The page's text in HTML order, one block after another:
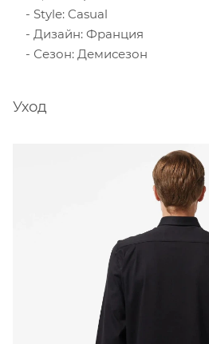
Style: Casual
Дизайн: Франция
Сезон: Демисезон
Уход